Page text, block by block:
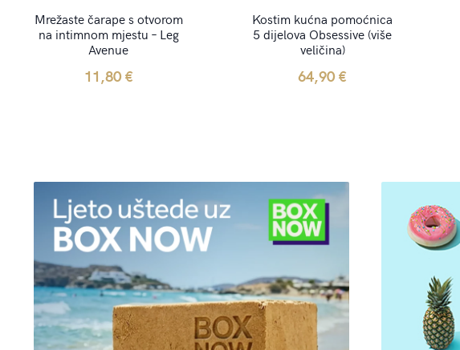
Mrežaste čarape s otvorom
na intimnom mjestu – Leg
Avenue
11,80€
Kostim kućna pomoćnica
5 dijelova Obsessive (više
veličina)
64,90€